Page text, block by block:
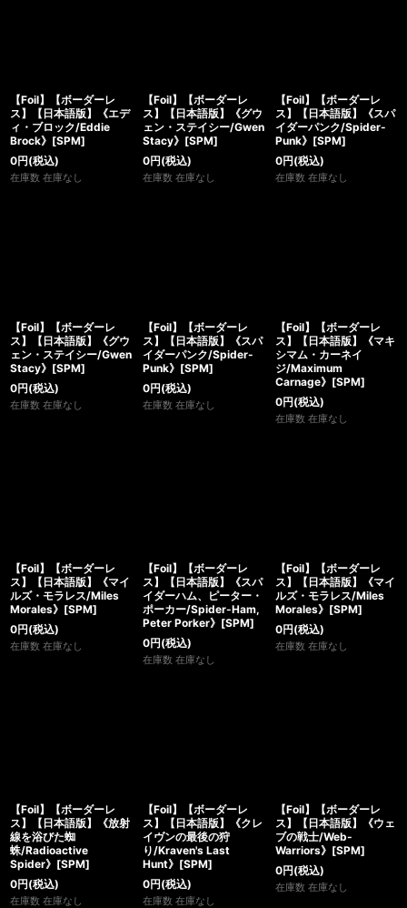
【Foil】【ボーダーレ
ス】【日本語版】《エデ
ィ・ブロック/Eddie
Brock》[SPM]
0円(税込)
在庫数 在庫なし
【Foil】【ボーダーレ
ス】【日本語版】《グウ
ェン・ステイシー/Gwen
Stacy》[SPM]
0円(税込)
在庫数 在庫なし
【Foil】【ボーダーレ
ス】【日本語版】《スパ
イダーパンク/Spider-
Punk》[SPM]
0円(税込)
在庫数 在庫なし
【Foil】【ボーダーレ
ス】【日本語版】《グウ
ェン・ステイシー/Gwen
Stacy》[SPM]
0円(税込)
在庫数 在庫なし
【Foil】【ボーダーレ
ス】【日本語版】《スパ
イダーパンク/Spider-
Punk》[SPM]
0円(税込)
在庫数 在庫なし
【Foil】【ボーダーレ
ス】【日本語版】《マキ
シマム・カーネイ
ジ/Maximum
Carnage》[SPM]
0円(税込)
在庫数 在庫なし
【Foil】【ボーダーレ
ス】【日本語版】《マイ
ルズ・モラレス/Miles
Morales》[SPM]
0円(税込)
在庫数 在庫なし
【Foil】【ボーダーレ
ス】【日本語版】《スパ
イダーハム、ピーター・
ポーカー/Spider-Ham,
Peter Porker》[SPM]
0円(税込)
在庫数 在庫なし
【Foil】【ボーダーレ
ス】【日本語版】《マイ
ルズ・モラレス/Miles
Morales》[SPM]
0円(税込)
在庫数 在庫なし
【Foil】【ボーダーレ
ス】【日本語版】《放射
線を浴びた蜘
蛛/Radioactive
Spider》[SPM]
0円(税込)
在庫数 在庫なし
【Foil】【ボーダーレ
ス】【日本語版】《クレ
イヴンの最後の狩
り/Kraven's Last
Hunt》[SPM]
0円(税込)
在庫数 在庫なし
【Foil】【ボーダーレ
ス】【日本語版】《ウェ
ブの戦士/Web-
Warriors》[SPM]
0円(税込)
在庫数 在庫なし